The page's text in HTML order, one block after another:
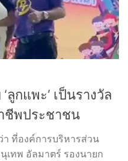
กแพะ’ เป็นรางวัล
ชีพประชาชน
า ที่องค์การบริหารส่วน
เทพ อัลมาตร์ รองนายก